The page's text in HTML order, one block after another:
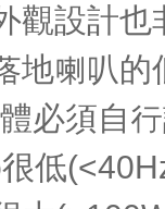
觀設計也
地喇叭
必須自
低